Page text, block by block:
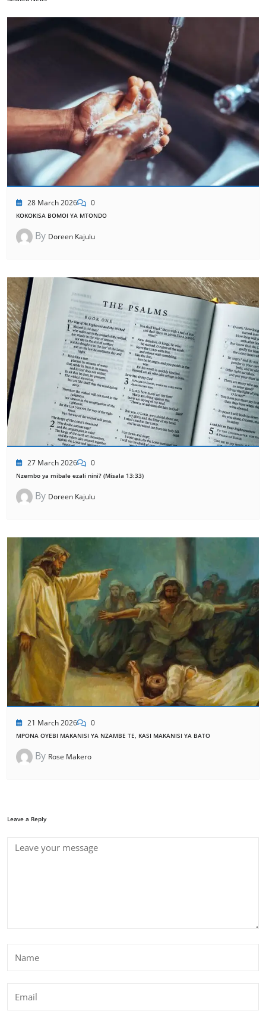
28 March 2026 0
KOKOKISA BOMOI YA MTONDO
By Doreen Kajulu
27 March 2026 0
Nzembo ya mibale ezali nini? (Misala 13:33)
By Doreen Kajulu
21 March 2026 0
MPONA OYEBI MAKANISI YA NZAMBE TE, KASI MAKANISI YA BATO
By Rose Makero
Leave a Reply